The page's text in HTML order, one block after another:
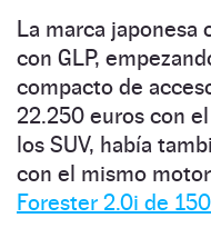
La marca japonesa
con GLP,
compacto de
22.250 euros con
los SUV, había
con el mismo
Forester 2.0i de